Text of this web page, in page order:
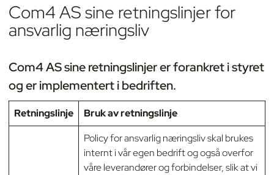
Com4 AS sine retningslinjer for
ansvarlig næringsliv
Com4 AS sine retningslinjer er forankret i styret
og er implementert i bedriften.
Retningslinje Bruk av retningslinje
Policy for ansvarlig næringsliv skal brukes
internt i vår egen bedrift og også overfor
våre leverandører og forbindelser, slik at vi